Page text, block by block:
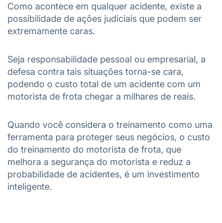
Como acontece em qualquer acidente, existe a
possibilidade de ações judiciais que podem ser
extremamente caras.
Seja responsabilidade pessoal ou empresarial, a
defesa contra tais situações torna-se cara,
podendo o custo total de um acidente com um
motorista de frota chegar a milhares de reais.
Quando você considera o treinamento como uma
ferramenta para proteger seus negócios, o custo
do treinamento do motorista de frota, que
melhora a segurança do motorista e reduz a
probabilidade de acidentes, é um investimento
inteligente.